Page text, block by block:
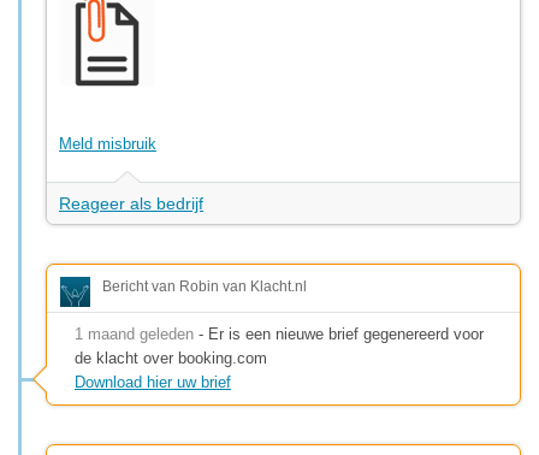
Meld misbruik
Reageer als bedrijf
Bericht van Robin van Klacht.nl
1 maand geleden - Er is een nieuwe brief gegenereerd voor
de klacht over booking.com
Download hier uw brief